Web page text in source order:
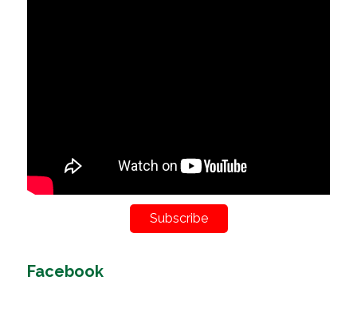
Subscribe
Facebook